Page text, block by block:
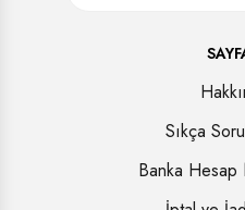
Sıkça
Banka Hesap